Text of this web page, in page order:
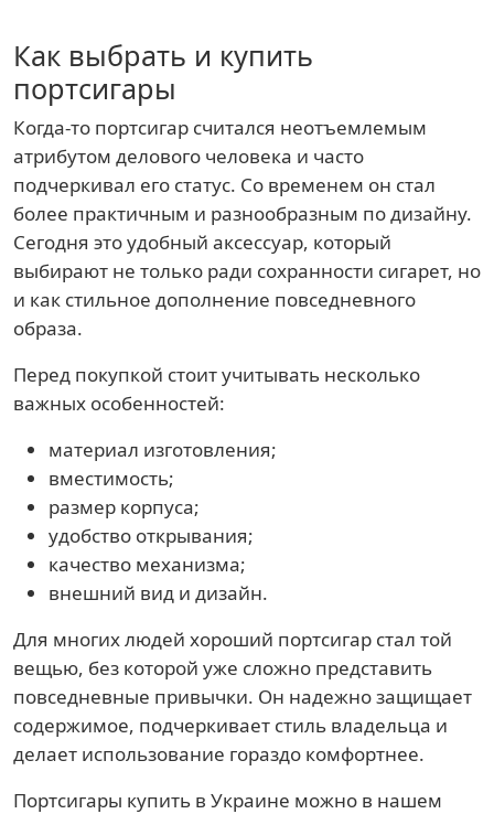
Как выбрать и купить
портсигары
Когда-то портсигар считался неотъемлемым
атрибутом делового человека и часто
подчеркивал его статус. Со временем он стал
более практичным и разнообразным по дизайну.
Сегодня это удобный аксессуар, который
выбирают не только ради сохранности сигарет, но
и как стильное дополнение повседневного
образа.
Перед покупкой стоит учитывать несколько
важных особенностей:
материал изготовления;
вместимость;
размер корпуса;
удобство открывания;
качество механизма;
внешний вид и дизайн.
Для многих людей хороший портсигар стал той
вещью, без которой уже сложно представить
повседневные привычки. Он надежно защищает
содержимое, подчеркивает стиль владельца и
делает использование гораздо комфортнее.
Портсигары купить в Украине можно в нашем